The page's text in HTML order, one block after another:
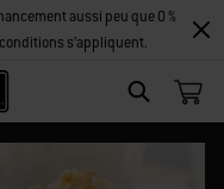
SEARCH
aussi peu que 0 %
s’appliquent.